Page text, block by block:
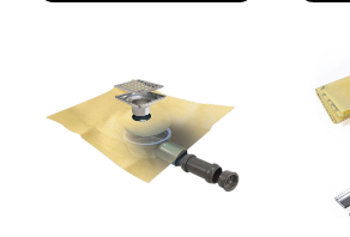
Revestech Sumi 56
20x20 spoljasnji slivnik
Horizontalni fi 90
9.912,00 RSD / kom